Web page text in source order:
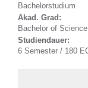
Bachelorstudium
Akad. Grad:
Bachelor of
Studiendauer:
6 Semester / 180